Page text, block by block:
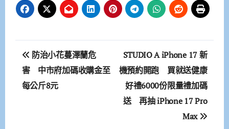
文
章
導
防治小花蔓澤蘭危
害 中市府加碼收購金至
每公斤8元
STUDIO A iPhone 17 新
機預約開跑 買就送健康
好禮6000份限量禮加碼
送 再抽 iPhone 17 Pro
Max